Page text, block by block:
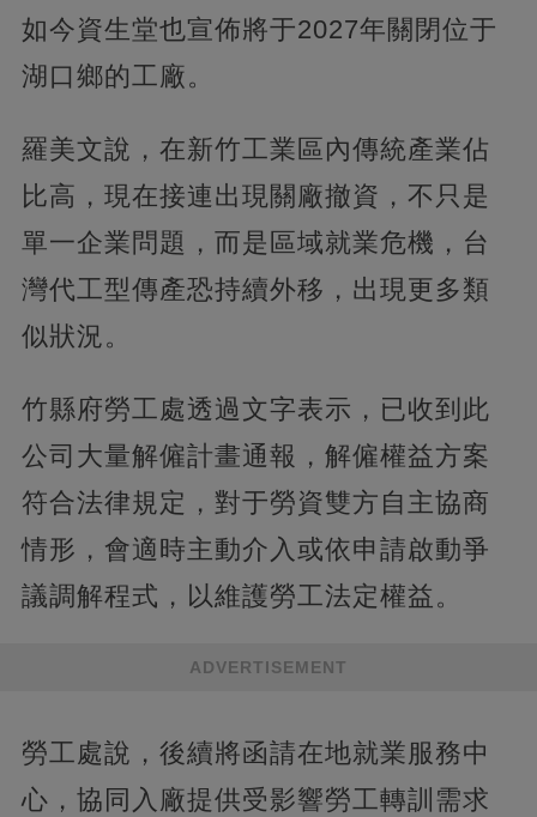
如今資生堂也宣佈將于2027年關閉位于
湖口鄉的工廠。
羅美文說，在新竹工業區內傳統產業佔
比高，現在接連出現關廠撤資，不只是
單一企業問題，而是區域就業危機，台
灣代工型傳產恐持續外移，出現更多類
似狀況。
竹縣府勞工處透過文字表示，已收到此
公司大量解僱計畫通報，解僱權益方案
符合法律規定，對于勞資雙方自主協商
情形，會適時主動介入或依申請啟動爭
議調解程式，以維護勞工法定權益。
ADVERTISEMENT
勞工處說，後續將函請在地就業服務中
心，協同入廠提供受影響勞工轉訓需求